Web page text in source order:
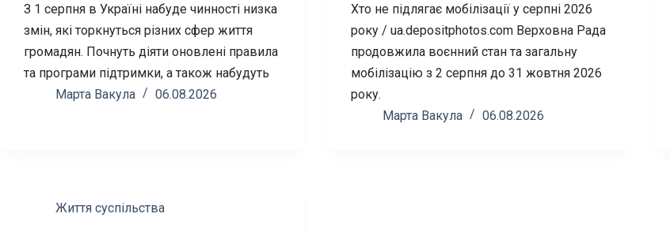
З 1 серпня в Україні набуде чинності низка
змін, які торкнуться різних сфер життя
громадян. Почнуть діяти оновлені правила
та програми підтримки, а також набудуть
Марта Вакула
06.08.2026
Хто не підлягає мобілізації у серпні 2026
року / ua.depositphotos.com Верховна Рада
продовжила воєнний стан та загальну
мобілізацію з 2 серпня до 31 жовтня 2026
року.
Марта Вакула
06.08.2026
Життя суспільства